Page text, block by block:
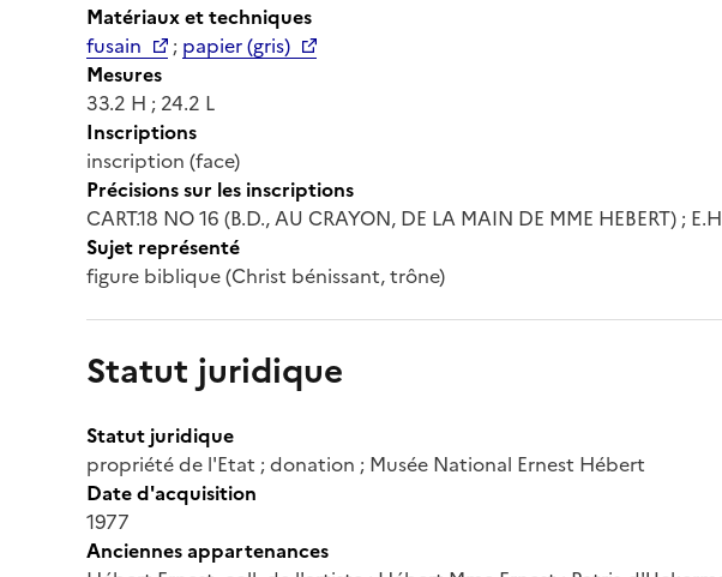
Matériaux et techniques
fusain
; papier (gris)
Mesures
33.2 H ; 24.2 L
Inscriptions
inscription (face)
Précisions sur les inscriptions
CART.18 NO 16 (B.D., AU CRAYON, DE LA MAIN DE MME HEBERT) ;
Sujet représenté
figure biblique (Christ bénissant, trône)
Statut juridique
Statut juridique
propriété de l'Etat ; donation ; Musée National Ernest Hébert
Date d'acquisition
1977
Anciennes appartenances